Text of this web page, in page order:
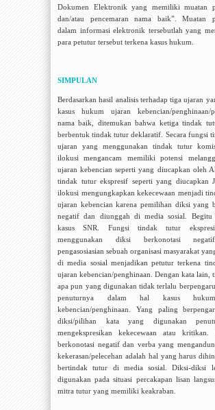
Dokumen Elektronik yang memiliki muatan
dan/atau pencemaran nama baik”.
Muatan
dalam informasi elektronik tersebutlah yang
para petutur tersebut terkena kasus hukum.
SIMPULAN
Berdasarkan hasil analisis terhadap tiga ujaran
kasus hukum ujaran kebencian/penghinaan/
nama baik, ditemukan bahwa ketiga tindak
berbentuk tindak tutur deklaratif. Secara fungsi
ujaran yang menggunakan tindak tutur
ilokusi mengancam memiliki potensi
ujaran kebencian seperti yang diucapkan oleh
tindak tutur ekspresif seperti yang diucapkan
ilokusi mengungkapkan kekecewaan menjadi
ujaran kebencian karena pemilihan diksi yang
negatif dan diunggah di media sosial. Begitu
kasus SNR. Fungsi tindak tutur
menggunakan diksi berkonotasi
pengasosiasian sebuah organisasi masyarakat
di media sosial menjadikan petutur terkena
ujaran kebencian/penghinaan. Dengan kata lain,
apa pun yang digunakan tidak terlalu
penuturnya dalam hal kasus
kebencian/penghinaan. Yang paling
diksi/pilihan kata yang digunakan
mengekspresikan kekecewaan atau kritikan.
berkonotasi negatif dan verba yang
kekerasan/pelecehan adalah hal yang harus
bertindak tutur di media sosial. Diksi-diksi
digunakan pada situasi percakapan lisan
mitra tutur yang memiliki keakraban.